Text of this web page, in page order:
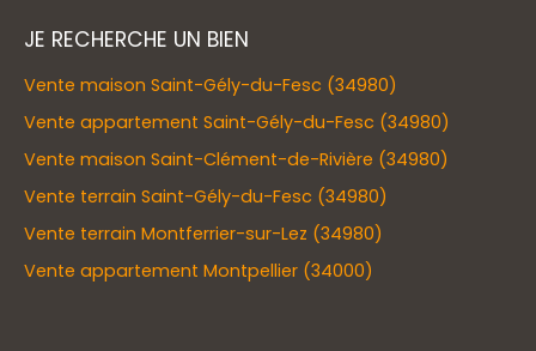
JE RECHERCHE UN BIEN
Vente maison Saint-Gély-du-Fesc (34980)
Vente appartement Saint-Gély-du-Fesc (34980)
Vente maison Saint-Clément-de-Rivière (34980)
Vente terrain Saint-Gély-du-Fesc (34980)
Vente terrain Montferrier-sur-Lez (34980)
Vente appartement Montpellier (34000)